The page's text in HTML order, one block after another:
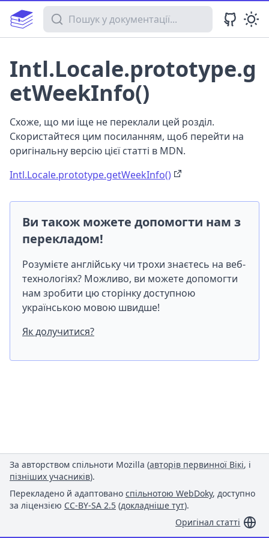
Пошук у документації
Intl.Locale.prototype.g
etWeekInfo()
Схоже, що ми іще не переклали цей розділ.
Скористайтеся цим посиланням, щоб перейти на
оригінальну версію цієї статті в MDN.
Intl.Locale.prototype.getWeekInfo()
Ви також можете допомогти нам з
перекладом!
Розумієте англійську чи трохи знаєтесь на веб-
технологіях? Можливо, ви можете допомогти
нам зробити цю сторінку доступною
українською мовою швидше!
Як долучитися?
За авторством спільноти Mozilla (авторів первинної Вікі, і
пізніших учасників).
Перекладено й адаптовано спільнотою WebDoky, доступно
за ліцензією CC-BY-SA 2.5 (докладніше тут).
Оригінал статті